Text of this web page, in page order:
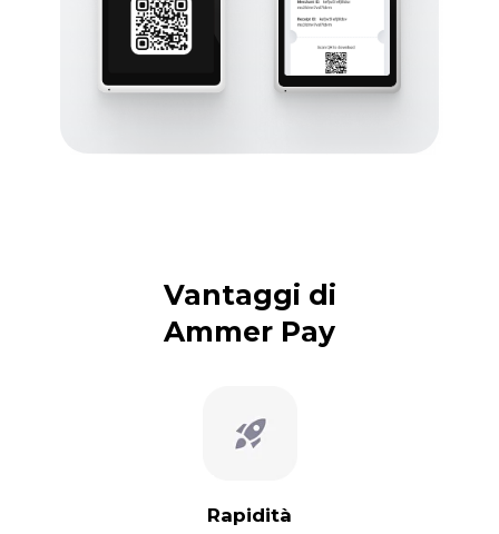
Vantaggi di
Ammer Pay
Rapidità